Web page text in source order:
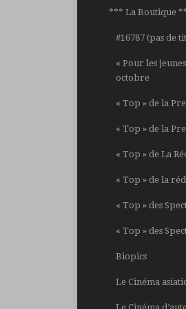
*** La Boutique
#16787 (pas de
« Pour les
octobre
« Top » de la
« Top » de la
« Top » de La
« Top » de la
« Top » des
« Top » des
Biopics
Le Cinéma